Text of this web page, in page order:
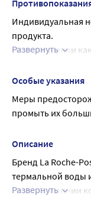
Индивидуальная
продукта.
При появлении
использование.
Развернуть
Особые указания
Меры
промыть их
Описание
Бренд La Roche-
термальной воды
Posay. Все линии
Развернуть